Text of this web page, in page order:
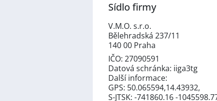
Sídlo firmy
V.M.O. s.r.o.
Bělehradská 237/11
140 00 Praha
IČO: 27090591
Datová schránka: iiga3tg
Další informace:
GPS: 50.065594,14.43932,
S-JTSK: -741860.16 -